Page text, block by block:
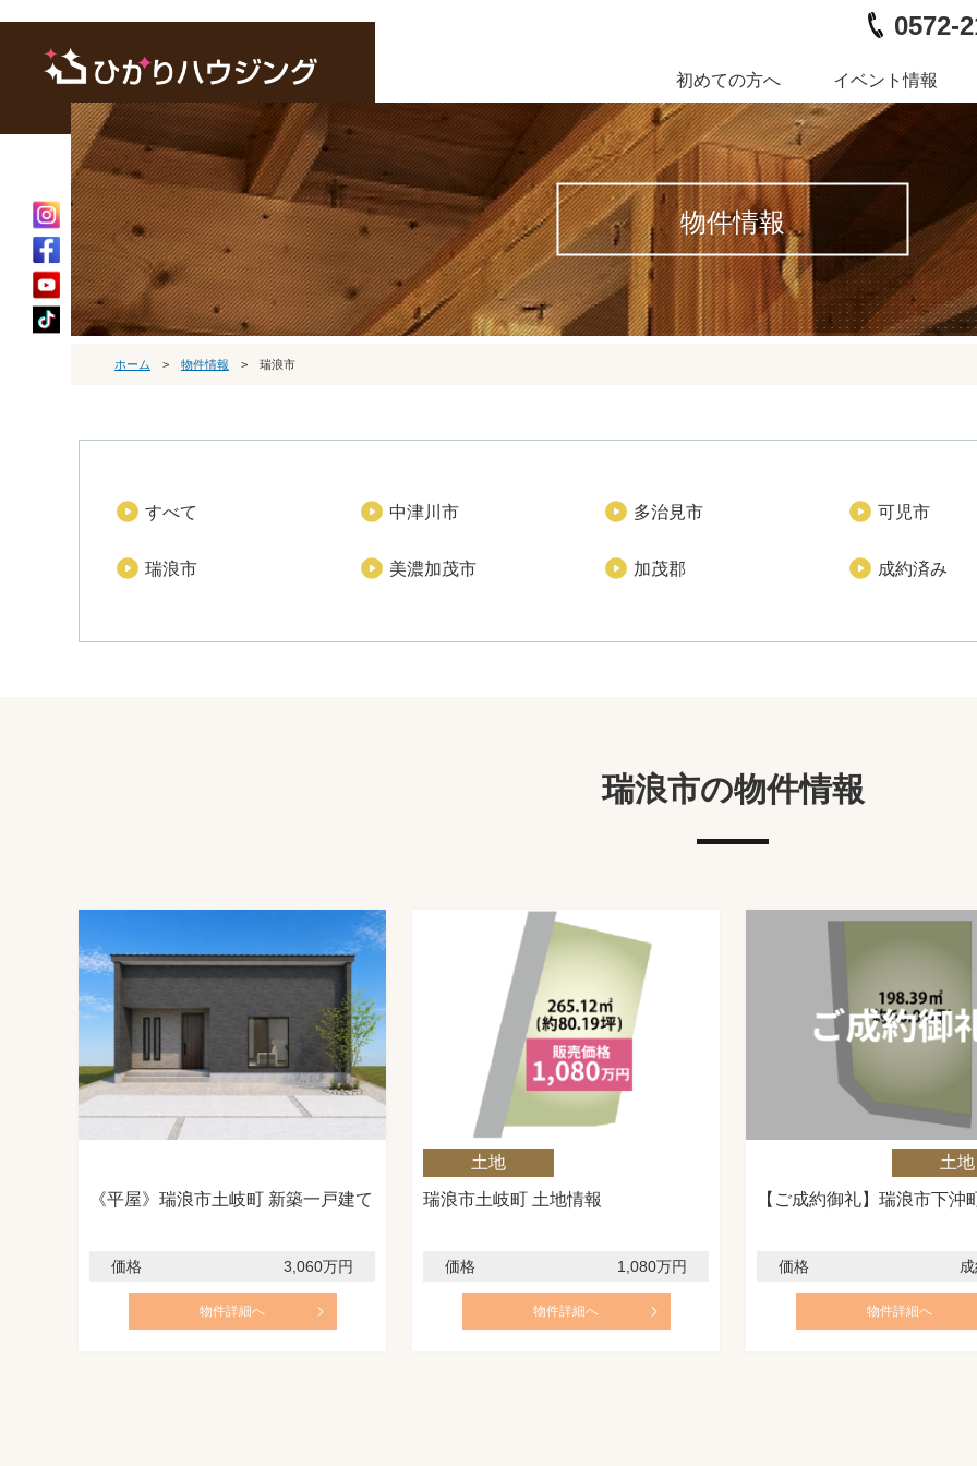
0572-
初めての方へ イベント情報
物件情報
ホーム > 物件情報 > 瑞浪市
すべて 中津川市 多治見市 可児市
瑞浪市 美濃加茂市 加茂郡 成約済み
瑞浪市の物件情報
《平屋》瑞浪市土岐町 新築一戸建て
価格 3,060万円
物件詳細へ
土地
瑞浪市土岐町 土地情報
価格 1,080万円
物件詳細へ
土地
【ご成約御礼】瑞浪市下沖
価格
物件詳細へ